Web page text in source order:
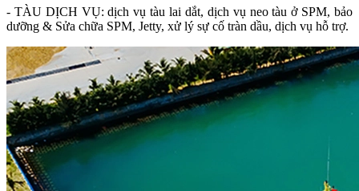
- TÀU DỊCH VỤ: dịch vụ tàu lai dắt, dịch vụ neo tàu ở SPM, bảo
dưỡng & Sửa chữa SPM, Jetty, xử lý sự cố tràn dầu, dịch vụ hỗ trợ.